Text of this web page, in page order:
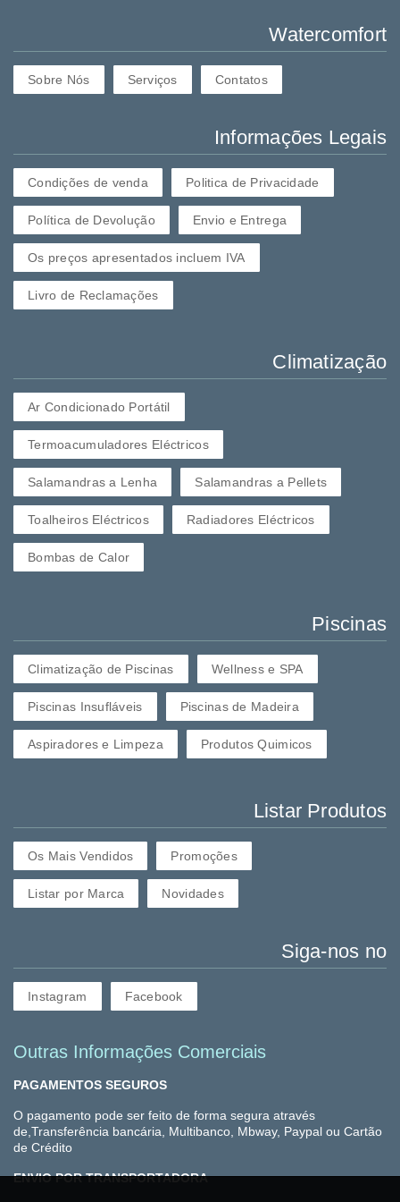
Watercomfort
Sobre Nós Serviços Contatos
Informações Legais
Condições de venda Politica de Privacidade
Política de Devolução Envio e Entrega
Os preços apresentados incluem IVA
Livro de Reclamações
Climatização
Ar Condicionado Portátil
Termoacumuladores Eléctricos
Salamandras a Lenha Salamandras a Pellets
Toalheiros Eléctricos Radiadores Eléctricos
Bombas de Calor
Piscinas
Climatização de Piscinas Wellness e SPA
Piscinas Insufláveis Piscinas de Madeira
Aspiradores e Limpeza Produtos Quimicos
Listar Produtos
Os Mais Vendidos Promoções
Listar por Marca Novidades
Siga-nos no
Instagram Facebook
Outras Informações Comerciais
PAGAMENTOS SEGUROS
O pagamento pode ser feito de forma segura através
de,Transferência bancária, Multibanco, Mbway, Paypal ou Cartão
de Crédito
ENVIO POR TRANSPORTADORA